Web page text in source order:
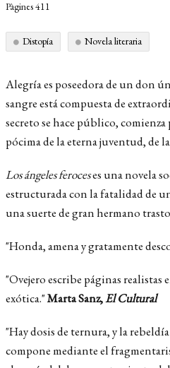
Pàgines 411
Distopía Novela literaria
Alegría es poseedora de un don
sangre está compuesta de
secreto se hace público,
pócima de la eterna juventud, de
Los ángeles feroceses una novela
estructurada con la fatalidad de
una suerte de gran hermano
"Honda, amena y gratamente
"Ovejero escribe páginas
exótica."Marta Sanz,El Cultural
"Hay dosis de ternura, y la
compone mediante el